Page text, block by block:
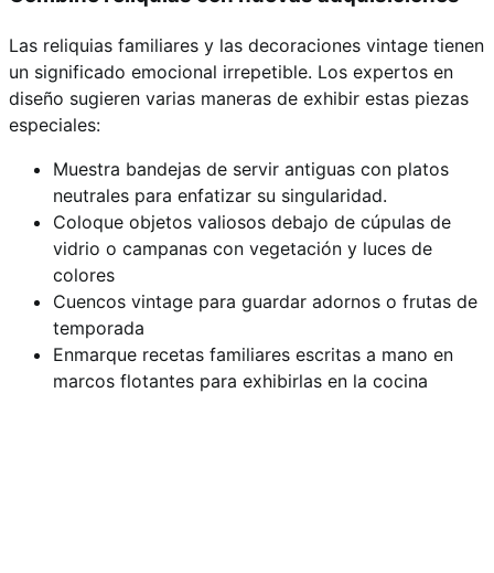
Las reliquias familiares y las decoraciones vintage tienen
un significado emocional irrepetible. Los expertos en
diseño sugieren varias maneras de exhibir estas piezas
especiales:
Muestra bandejas de servir antiguas con platos
neutrales para enfatizar su singularidad.
Coloque objetos valiosos debajo de cúpulas de
vidrio o campanas con vegetación y luces de
colores
Cuencos vintage para guardar adornos o frutas de
temporada
Enmarque recetas familiares escritas a mano en
marcos flotantes para exhibirlas en la cocina